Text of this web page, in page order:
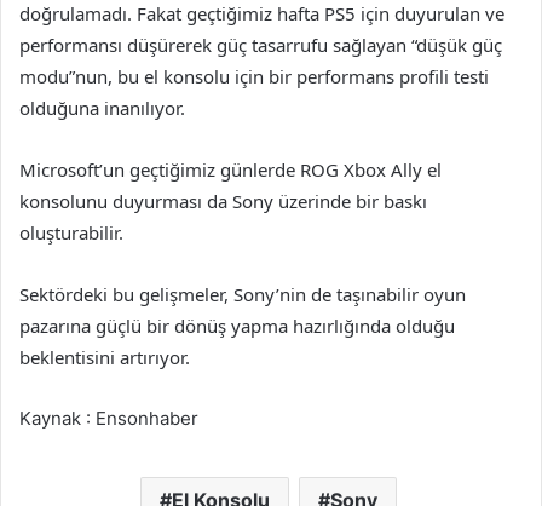
doğrulamadı. Fakat geçtiğimiz hafta PS5 için duyurulan ve
performansı düşürerek güç tasarrufu sağlayan “düşük güç
modu”nun, bu el konsolu için bir performans profili testi
olduğuna inanılıyor.
Microsoft’un geçtiğimiz günlerde ROG Xbox Ally el
konsolunu duyurması da Sony üzerinde bir baskı
oluşturabilir.
Sektördeki bu gelişmeler, Sony’nin de taşınabilir oyun
pazarına güçlü bir dönüş yapma hazırlığında olduğu
beklentisini artırıyor.
Kaynak : Ensonhaber
El Konsolu Sony